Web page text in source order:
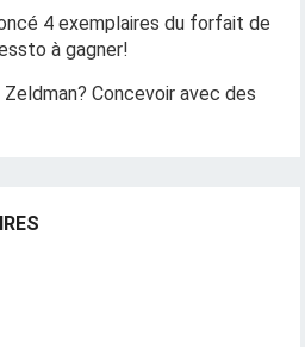
4 exemplaires du forfait de
à gagner!
Concevoir avec des